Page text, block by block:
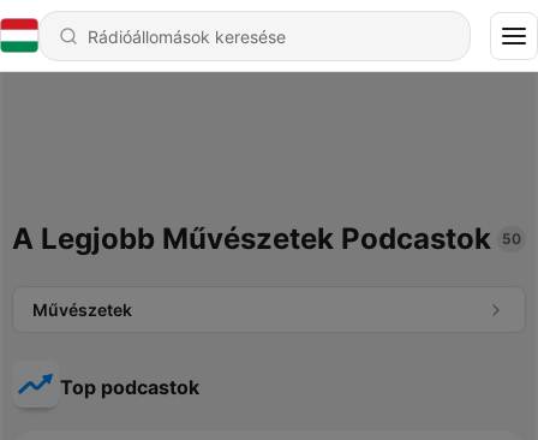
A Legjobb Művészetek Podcastok 50
Művészetek
Top podcastok